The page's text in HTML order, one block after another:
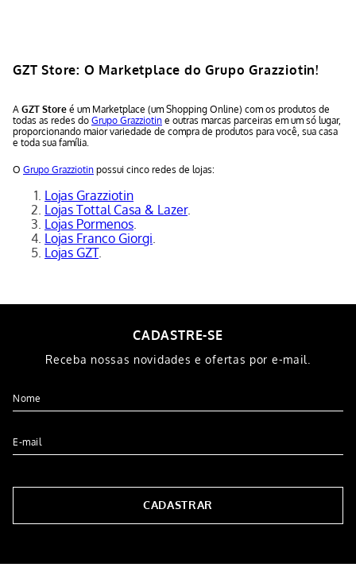
GZT Store: O Marketplace do Grupo Grazziotin!
A GZT Store é um Marketplace (um Shopping Online) com os produtos de
todas as redes do Grupo Grazziotin e outras marcas parceiras em um só lugar,
proporcionando maior variedade de compra de produtos para você, sua casa
e toda sua família.
O Grupo Grazziotin possui cinco redes de lojas:
Lojas Grazziotin
Lojas Tottal Casa & Lazer.
Lojas Pormenos
Lojas Franco Giorgi
Lojas GZT.
CADASTRE-SE
Receba nossas novidades e ofertas por e-mail.
CADASTRAR